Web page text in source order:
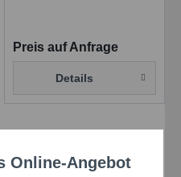
Preis auf Anfrage
Details
Aktiv
Online-Angebot